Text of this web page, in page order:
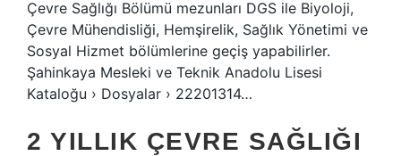
Çevre Sağlığı Bölümü mezunları DGS ile Biyoloji,
Çevre Mühendisliği, Hemşirelik, Sağlık Yönetimi ve
Sosyal Hizmet bölümlerine geçiş yapabilirler.
Şahinkaya Mesleki ve Teknik Anadolu Lisesi
Kataloğu › Dosyalar › 22201314…
2 YILLIK ÇEVRE SAĞLIĞI